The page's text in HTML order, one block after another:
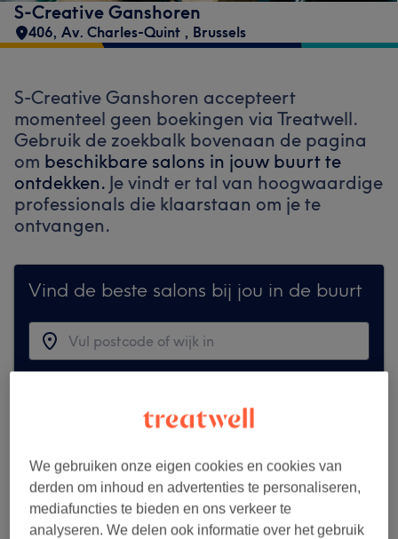
S-Creative Ganshoren
406, Av. Charles-Quint , Brussels
S-Creative Ganshoren accepteert
momenteel geen boekingen via Treatwell.
Gebruik de zoekbalk bovenaan de pagina
om beschikbare salons in jouw buurt te
ontdekken. Je vindt er tal van hoogwaardige
professionals die klaarstaan om je te
ontvangen.
Vind de beste salons bij jou in de buurt
Zoek meer salons
We gebruiken onze eigen cookies en cookies van
derden om inhoud en advertenties te personaliseren,
mediafuncties te bieden en ons verkeer te
analyseren. We delen ook informatie over het gebruik